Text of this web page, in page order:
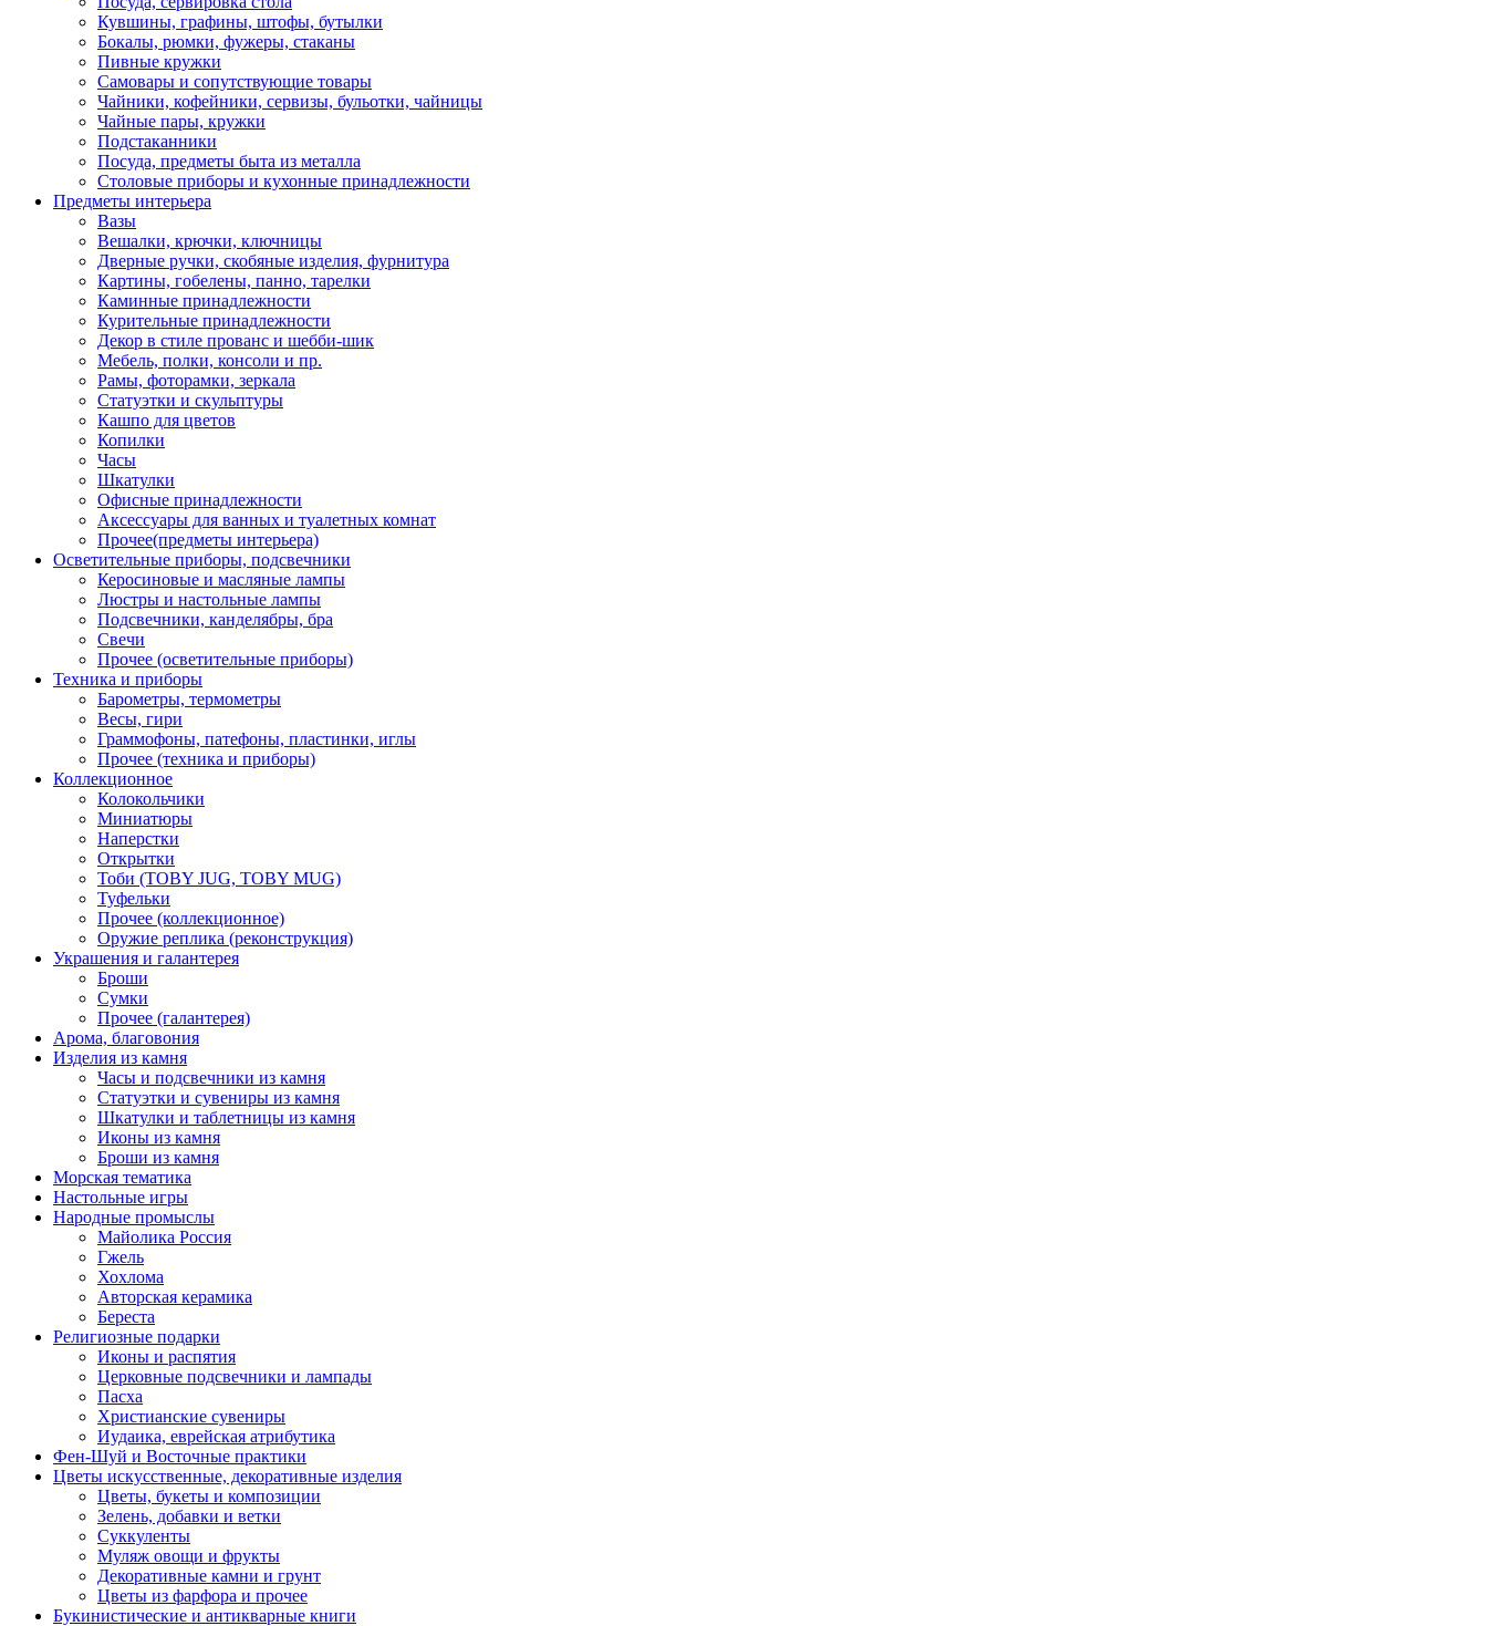
Кувшины, графины, штофы, бутылки
Бокалы, рюмки, фужеры, стаканы
Пивные кружки
Самовары и сопутствующие товары
Чайники, кофейники, сервизы, бульотки, чайницы
Чайные пары, кружки
Подстаканники
Посуда, предметы быта из металла
Столовые приборы и кухонные принадлежности
Предметы интерьера
Вазы
Вешалки, крючки, ключницы
Дверные ручки, скобяные изделия, фурнитура
Картины, гобелены, панно, тарелки
Каминные принадлежности
Курительные принадлежности
Декор в стиле прованс и шебби-шик
Мебель, полки, консоли и пр.
Рамы, фоторамки, зеркала
Статуэтки и скульптуры
Кашпо для цветов
Копилки
Часы
Шкатулки
Офисные принадлежности
Аксессуары для ванных и туалетных комнат
Прочее(предметы интерьера)
Осветительные приборы, подсвечники
Керосиновые и масляные лампы
Люстры и настольные лампы
Подсвечники, канделябры, бра
Свечи
Прочее (осветительные приборы)
Техника и приборы
Барометры, термометры
Весы, гири
Граммофоны, патефоны, пластинки, иглы
Прочее (техника и приборы)
Коллекционное
Колокольчики
Миниатюры
Наперстки
Открытки
Тоби (TOBY JUG, TOBY MUG)
Туфельки
Прочее (коллекционное)
Оружие реплика (реконструкция)
Украшения и галантерея
Броши
Сумки
Прочее (галантерея)
Арома, благовония
Изделия из камня
Часы и подсвечники из камня
Статуэтки и сувениры из камня
Шкатулки и таблетницы из камня
Иконы из камня
Броши из камня
Морская тематика
Настольные игры
Народные промыслы
Майолика Россия
Гжель
Хохлома
Авторская керамика
Береста
Религиозные подарки
Иконы и распятия
Церковные подсвечники и лампады
Пасха
Христианские сувениры
Иудаика, еврейская атрибутика
Фен-Шуй и Восточные практики
Цветы искусственные, декоративные изделия
Цветы, букеты и композиции
Зелень, добавки и ветки
Суккуленты
Муляж овощи и фрукты
Декоративные камни и грунт
Цветы из фарфора и прочее
Букинистические и антикварные книги